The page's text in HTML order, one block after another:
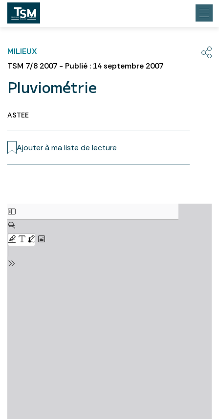
MILIEUX
TSM 7/8 2007 - Publié : 14 septembre 2007
Pluviométrie
ASTEE
Ajouter à ma liste de lecture